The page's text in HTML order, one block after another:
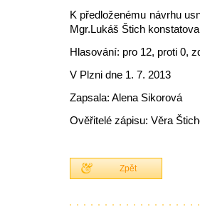
K předloženému návrhu
Mgr.Lukáš Štich
Hlasování: pro 12, proti 0,
V Plzni dne 1. 7. 2013
Zapsala: Alena Sikorová
Ověřitelé zápisu: Věra
Zpět